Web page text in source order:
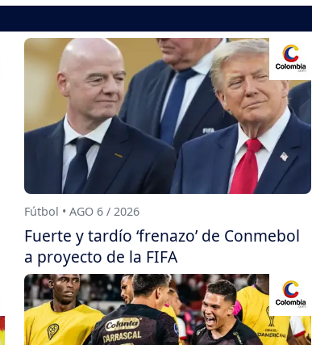
Fútbol • AGO 6 / 2026
Fuerte y tardío ‘frenazo’ de Conmebol
a proyecto de la FIFA